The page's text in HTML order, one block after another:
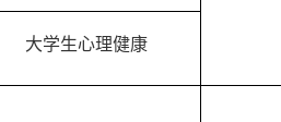
大学生心理健康